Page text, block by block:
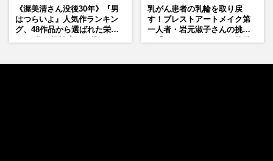
《渥美清さん没後30年》『男
はつらいよ』人気作ランキン
グ、48作品から選ばれた栄え
乳がん患者の乳輪を取り戻
す！ブレストアートメイク第
一人者・岩元淑子さんの挑戦